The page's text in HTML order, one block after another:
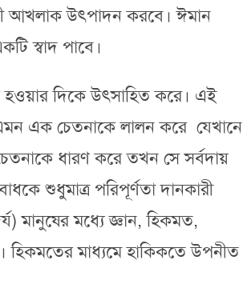
আখলাক উৎপাদন করবে। ঈমান
স্বাদ পাবে।
হওয়ার দিকে উৎসাহিত করে। এই
এক চেতনাকে লালন করে যেখানে
ধারণ করে তখন সে সর্বদায়
শুধুমাত্র পরিপূর্ণতা দানকারী
মানুষের মধ্যে জ্ঞান, হিকমত,
হিকমতের মাধ্যমে হাকিকতে উপনীত